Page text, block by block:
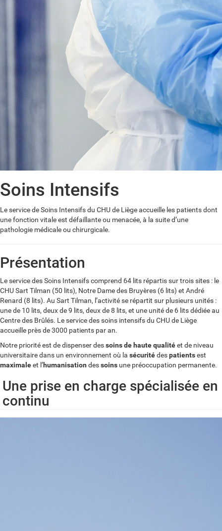
Soins Intensifs
Le service de Soins Intensifs du CHU de Liège accueille les patients dont
une fonction vitale est défaillante ou menacée, à la suite d’une
pathologie médicale ou chirurgicale.
Présentation
Le service des Soins Intensifs comprend 64 lits répartis sur trois sites : le
CHU Sart Tilman (50 lits), Notre Dame des Bruyères (6 lits) et André
Renard (8 lits). Au Sart Tilman, l’activité se répartit sur plusieurs unités :
une de 10 lits, deux de 9 lits, deux de 8 lits, et une unité de 6 lits dédiée au
Centre des Brûlés. Le service des soins intensifs du CHU de Liège
accueille près de 3000 patients par an.
Notre priorité est de dispenser dessoins de haute qualitéet de niveau
universitaire dans un environnement où la sécuritédespatientsest
maximaleet l’humanisation dessoins une préoccupation permanente.
Une prise en charge spécialisée en
continu